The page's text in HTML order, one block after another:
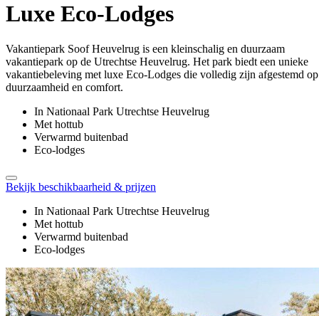
Luxe Eco-Lodges
Vakantiepark Soof Heuvelrug is een kleinschalig en duurzaam
vakantiepark op de Utrechtse Heuvelrug. Het park biedt een unieke
vakantiebeleving met luxe Eco-Lodges die volledig zijn afgestemd op
duurzaamheid en comfort.
In Nationaal Park Utrechtse Heuvelrug
Met hottub
Verwarmd buitenbad
Eco-lodges
Bekijk beschikbaarheid & prijzen
In Nationaal Park Utrechtse Heuvelrug
Met hottub
Verwarmd buitenbad
Eco-lodges